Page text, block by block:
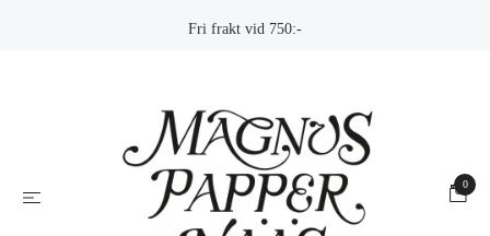
Fri frakt vid 750:-
0